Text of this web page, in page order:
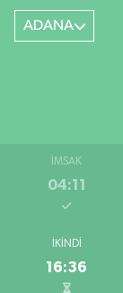
ADANA
İMSAK
04:11
İKINDI
16:36